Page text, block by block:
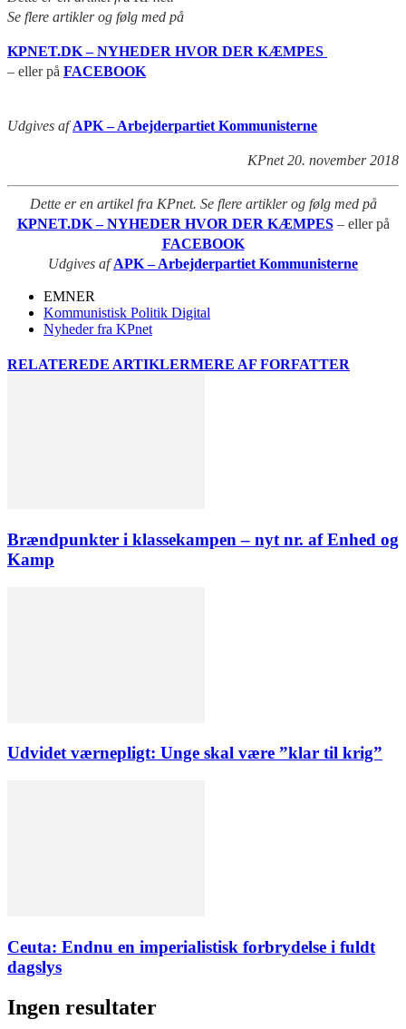
Se flere artikler og følg med på
KPNET.DK – NYHEDER HVOR DER KÆMPES
– eller på FACEBOOK
Udgives afAPK – Arbejderpartiet Kommunisterne
KPnet 20. november 2018
Dette er en artikel fra KPnet. Se flere artikler og følg med på
KPNET.DK – NYHEDER HVOR DER KÆMPES – eller på
FACEBOOK
Udgives afAPK – Arbejderpartiet Kommunisterne
EMNER
Kommunistisk Politik Digital
Nyheder fra KPnet
RELATEREDE ARTIKLERMERE AF FORFATTER
Brændpunkter i klassekampen – nyt nr. af Enhed og
Kamp
Udvidet værnepligt: Unge skal være ”klar til krig”
Ceuta: Endnu en imperialistisk forbrydelse i fuldt
dagslys
Ingen resultater